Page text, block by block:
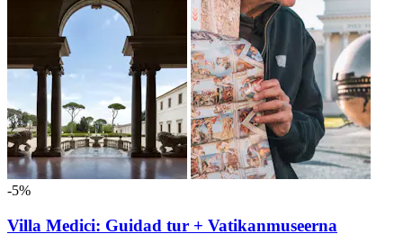
-5%
Villa Medici: Guidad tur + Vatikanmuseerna